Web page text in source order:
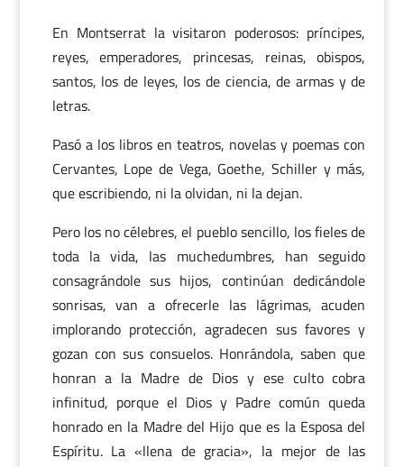
En Montserrat la visitaron poderosos: príncipes,
reyes, emperadores, princesas, reinas, obispos,
santos, los de leyes, los de ciencia, de armas y de
letras.
Pasó a los libros en teatros, novelas y poemas con
Cervantes, Lope de Vega, Goethe, Schiller y más,
que escribiendo, ni la olvidan, ni la dejan.
Pero los no célebres, el pueblo sencillo, los fieles de
toda la vida, las muchedumbres, han seguido
consagrándole sus hijos, continúan dedicándole
sonrisas, van a ofrecerle las lágrimas, acuden
implorando protección, agradecen sus favores y
gozan con sus consuelos. Honrándola, saben que
honran a la Madre de Dios y ese culto cobra
infinitud, porque el Dios y Padre común queda
honrado en la Madre del Hijo que es la Esposa del
Espíritu. La «llena de gracia», la mejor de las